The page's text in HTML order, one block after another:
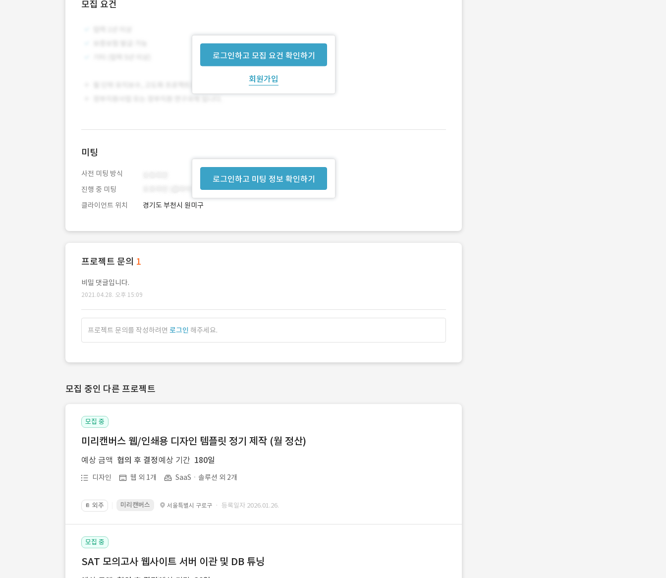
모집 요건
로그인하고 모집 요건 확인하기
회원가입
로그인하고 미팅 정보 확인하기
미팅
사전 미팅 방식
진행 중 미팅
클라이언트 위치
경기도 부천시 원미구
프로젝트 문의 1
비밀 댓글입니다.
2021.04.28. 오후 15:09
프로젝트 문의를 작성하려면 로그인 해주세요.
모집 중인 다른 프로젝트
모집 중
미리캔버스 웹/인쇄용 디자인 템플릿 정기 제작 (월 정산)
예상 금액 협의 후 결정 예상 기간 180일
디자인 웹 외 1개 SaaSㆍ솔루션 외 2개
📔 외주 미리캔버스 서울특별시 구로구 · 등록일자 2026.01.26.
모집 중
SAT 모의고사 웹사이트 서버 이관 및 DB 튜닝